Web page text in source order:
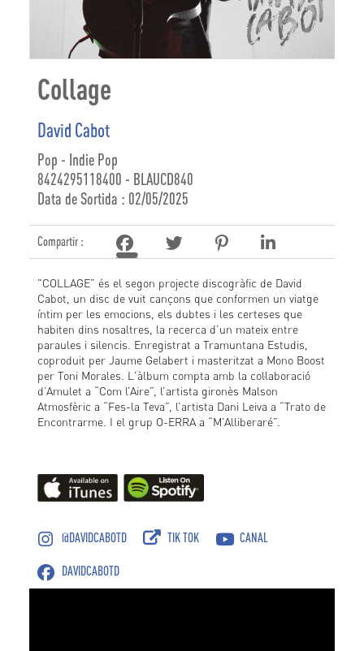
Collage
David Cabot
Pop - Indie Pop
8424295118400 - BLAUCD840
Data de Sortida : 02/05/2025
Compartir :
"COLLAGE” és el segon projecte discogràfic de David
Cabot, un disc de vuit cançons que conformen un viatge
íntim per les emocions, els dubtes i les certeses que
habiten dins nosaltres, la recerca d’un mateix entre
paraules i silencis. Enregistrat a Tramuntana Estudis,
coproduit per Jaume Gelabert i masteritzat a Mono Boost
per Toni Morales. L'àlbum compta amb la col·laboració
d’Amulet a “Com l’Aire”, l’artista gironès Malson
Atmosfèric a “Fes-la Teva”, l’artista Dani Leiva a “Trato de
Encontrarme. I el grup O-ERRA a “M’Alliberaré”.
@DAVIDCABOTD TIK TOK CANAL
DAVIDCABOTD